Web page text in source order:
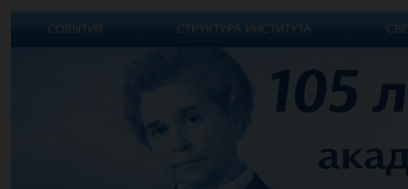
СОБЫТИЯ СТРУКТУРА ИНСТИТУТА